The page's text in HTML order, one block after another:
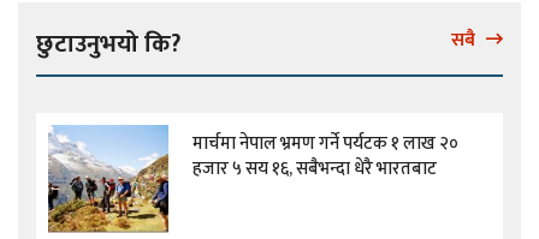
छुटाउनुभयो कि? सबै
मार्चमा नेपाल भ्रमण गर्ने पर्यटक १ लाख २०
हजार ५ सय १६, सबैभन्दा धेरै भारतबाट